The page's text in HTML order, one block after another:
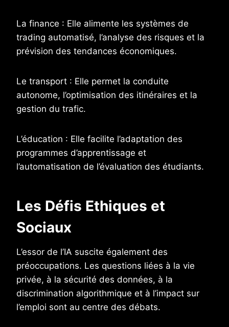
La finance : Elle alimente les systèmes de
trading automatisé, l’analyse des risques et la
prévision des tendances économiques.
Le transport : Elle permet la conduite
autonome, l’optimisation des itinéraires et la
gestion du trafic.
L’éducation : Elle facilite l’adaptation des
programmes d’apprentissage et
l’automatisation de l’évaluation des étudiants.
Les Défis Ethiques et
Sociaux
L’essor de l’IA suscite également des
préoccupations. Les questions liées à la vie
privée, à la sécurité des données, à la
discrimination algorithmique et à l’impact sur
l’emploi sont au centre des débats.